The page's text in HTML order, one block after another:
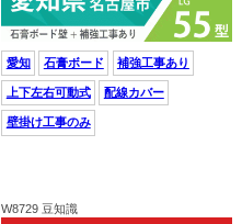
愛知 石膏ボード 補強工事あり
上下左右可動式 配線カバー
壁掛け工事のみ
W8729 豆知識